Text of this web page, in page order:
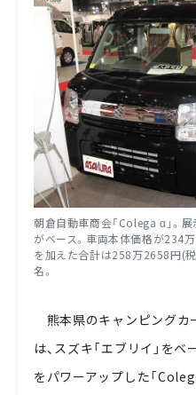
朝倉自動車商会「Colega α」。
がベース。車両本体価格が234
を加えた合計は258万2658円(
名。
熊本県のキャンピングカ
は、スズキ「エブリイ」を
をパワーアップした「